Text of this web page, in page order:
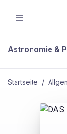
Astronomie &
Startseite /